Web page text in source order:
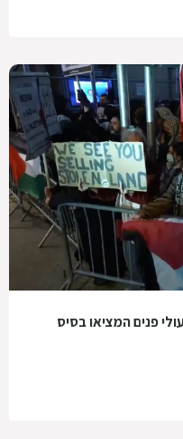
פנים המציאו בסיס